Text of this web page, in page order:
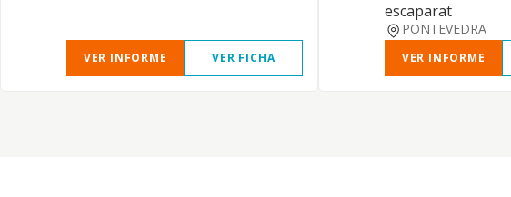
VER INFORME VER FICHA
escaparat
PONTEVEDRA
VER INFORME